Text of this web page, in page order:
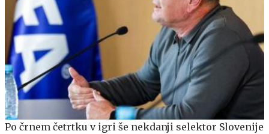
Po črnem četrtku v igri še nekdanji selektor Slovenije